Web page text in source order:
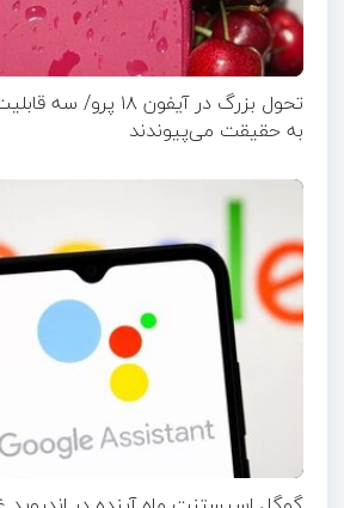
تحول بزرگ در آیفون ۱۸
به حقیقت می‌پیوندند